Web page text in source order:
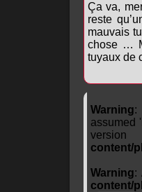
Ça va,
reste
mauvais
chose …
tuyaux de
Warning:
assumed
content/
Warning:
content/